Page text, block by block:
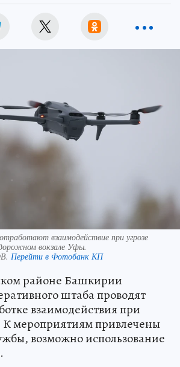
взаимодействие при угрозе
вокзале Уфы.
Перейти в Фотобанк КП
районе Башкирии
штаба проводят
взаимодействия при
К мероприятиям привлечены
возможно использование